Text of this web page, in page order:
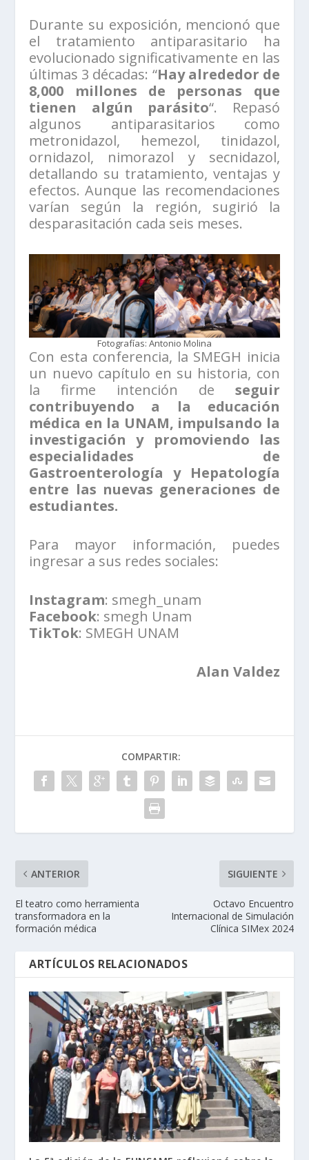
Durante su exposición, mencionó que
el tratamiento antiparasitario ha
evolucionado significativamente en las
últimas 3 décadas: “Hay alrededor de
8,000 millones de personas que
tienen algún parásito“. Repasó
algunos antiparasitarios como
metronidazol, hemezol, tinidazol,
ornidazol, nimorazol y secnidazol,
detallando su tratamiento, ventajas y
efectos. Aunque las recomendaciones
varían según la región, sugirió la
desparasitación cada seis meses.
Fotografías: Antonio Molina
Con esta conferencia, la SMEGH inicia
un nuevo capítulo en su historia, con
la firme intención de seguir
contribuyendo a la educación
médica en la UNAM, impulsando la
investigación y promoviendo las
especialidades de
Gastroenterología y Hepatología
entre las nuevas generaciones de
estudiantes.
Para mayor información, puedes
ingresar a sus redes sociales:
Instagram: smegh_unam
Facebook: smegh Unam
TikTok: SMEGH UNAM
Alan Valdez
COMPARTIR:
ANTERIOR
El teatro como herramienta
transformadora en la
formación médica
SIGUIENTE
Octavo Encuentro
Internacional de Simulación
Clínica SIMex 2024
ARTÍCULOS RELACIONADOS